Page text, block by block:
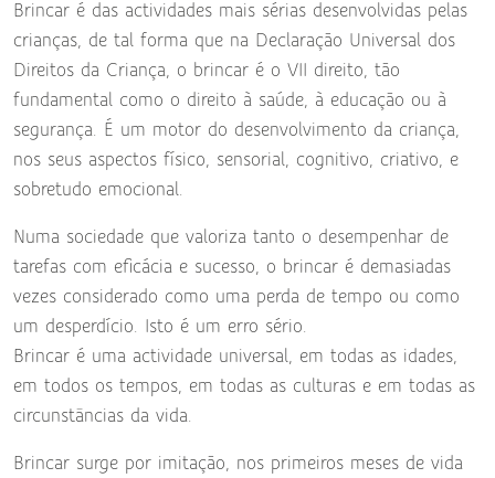
Brincar é das actividades mais sérias desenvolvidas pelas
crianças, de tal forma que na Declaração Universal dos
Direitos da Criança, o brincar é o VII direito, tão
fundamental como o direito à saúde, à educação ou à
segurança. É um motor do desenvolvimento da criança,
nos seus aspectos físico, sensorial, cognitivo, criativo, e
sobretudo emocional.
Numa sociedade que valoriza tanto o desempenhar de
tarefas com eficácia e sucesso, o brincar é demasiadas
vezes considerado como uma perda de tempo ou como
um desperdício. Isto é um erro sério.
Brincar é uma actividade universal, em todas as idades,
em todos os tempos, em todas as culturas e em todas as
circunstâncias da vida.
Brincar surge por imitação, nos primeiros meses de vida